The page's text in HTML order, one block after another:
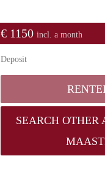
€ 1150 incl. a month
Deposit
SEARCH OTHER